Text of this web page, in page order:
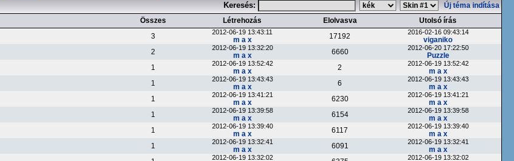
Keresés:
Új téma indítása
Összes Létrehozás Elolvasva
Utolsó írás
3 2012-06-19 13:43:11
m a x 17192 2016-02-16 09:43:14
viganiko
2 2012-06-19 13:32:20
m a x 6660 2012-06-20 17:22:50
Puzzle
1 2012-06-19 13:52:42
m a x 2 2012-06-19 13:52:42
m a x
1 2012-06-19 13:43:43
m a x 6 2012-06-19 13:43:43
m a x
1 2012-06-19 13:41:21
m a x 6230 2012-06-19 13:41:21
m a x
1 2012-06-19 13:39:58
m a x 6154 2012-06-19 13:39:58
m a x
1 2012-06-19 13:39:40
m a x 6117 2012-06-19 13:39:40
m a x
1 2012-06-19 13:32:41
m a x 6091 2012-06-19 13:32:41
m a x
2012-06-19 13:32:02 2012-06-19 13:32:02